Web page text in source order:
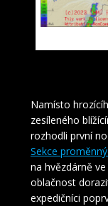
Namísto
zesíleného
rozhodli první
Sekce
na hvězdárně
oblačnost
expedičníci